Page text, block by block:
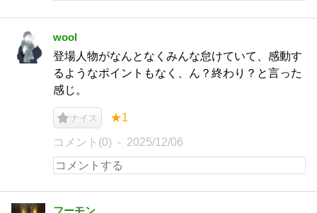
wool
登場人物がなんとなくみんな怠けていて、感動す
るようなポイントもなく、ん？終わり？と言った
感じ。
ナイス ★1
コメント(0) 2025/12/06
フーモン